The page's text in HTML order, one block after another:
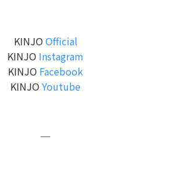
KINJO Official
KINJO Instagram
KINJO Facebook
KINJO Youtube